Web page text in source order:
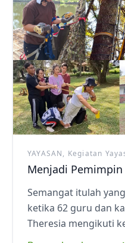
YAYASAN, Kegiatan
Menjadi
Semangat itulah
ketika 62 guru dan
Theresia mengikuti